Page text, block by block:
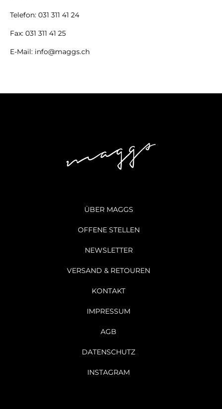
Telefon: 031 311 41 24
Fax: 031 311 41 25
E-Mail: info@maggs.ch
ÜBER MAGGS
OFFENE STELLEN
NEWSLETTER
VERSAND & RETOUREN
KONTAKT
IMPRESSUM
AGB
DATENSCHUTZ
INSTAGRAM